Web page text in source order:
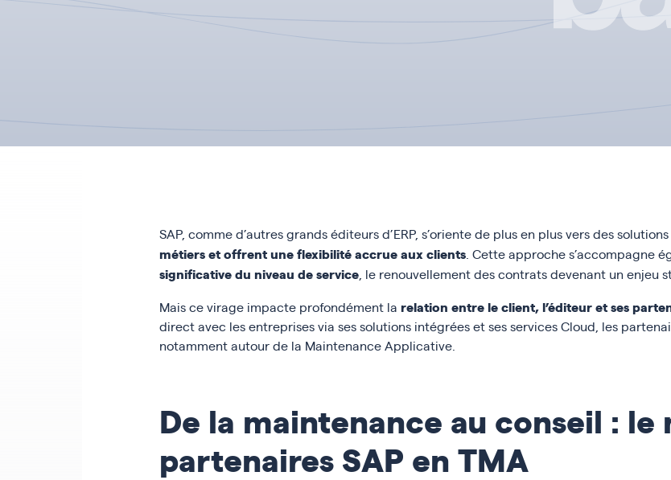
SAP, comme d’autres grands éditeurs d’ERP, s’oriente de plus en plus vers des
métiers et offrent une flexibilité accrue aux clients . Cette approche s’accompagne
significative du niveau de service , le renouvellement des contrats devenant un enjeu
Mais ce virage impacte profondément la relation entre le client, l’éditeur et ses
direct avec les entreprises via ses solutions intégrées et ses services Cloud, les
notamment autour de la Maintenance Applicative.
De la maintenance au conseil : le
partenaires SAP en TMA